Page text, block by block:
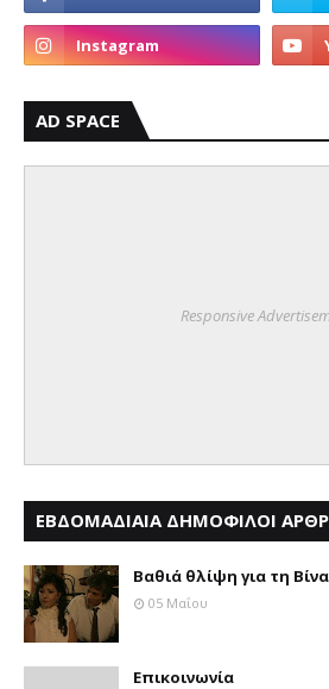
AD SPACE
Responsive
ΕΒΔΟΜΑΔΙΑΙΑ ΔΗΜΟΦΙΛΟΙ
Βαθιά θλίψη για τη
05 Μαΐου
Επικοινωνία